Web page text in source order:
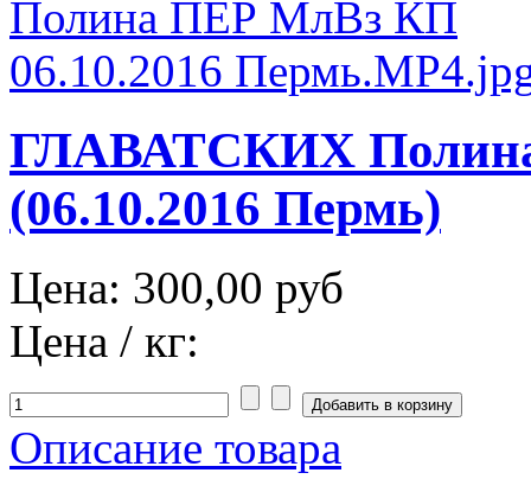
ГЛАВАТСКИХ
(06.10.2016 Пермь)
Цена: 300,00 руб
Цена / кг:
Описание товара